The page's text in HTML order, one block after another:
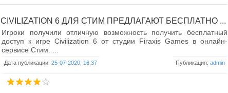
CIVILIZATION 6 ДЛЯ СТИМ ПРЕДЛАГАЮТ БЕСПЛАТНО ...
Игроки получили отличную возможность получить бесплатный
доступ к игре Civilization 6 от студии Firaxis Games в онлайн-
сервисе Стим. ...
Дата публикации: 25-07-2020, 16:37 Публикация: admin